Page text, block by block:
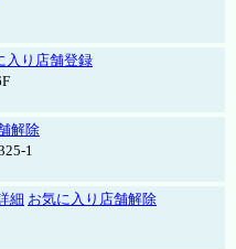
入り店舗登録
解除
1
細 お気に入り店舗解除